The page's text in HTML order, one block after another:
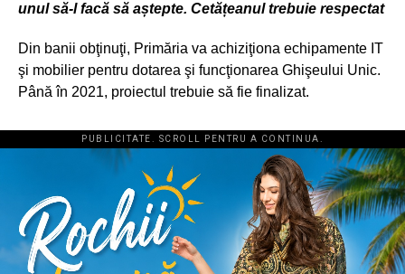
unul să-l facă să aștepte. Cetățeanul trebuie respectat
Din banii obţinuţi, Primăria va achiziţiona echipamente IT
şi mobilier pentru dotarea şi funcţionarea Ghişeului Unic.
Până în 2021, proiectul trebuie să fie finalizat.
PUBLICITATE. SCROLL PENTRU A CONTINUA.